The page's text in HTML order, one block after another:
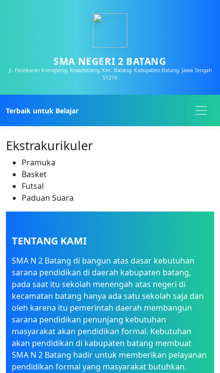
SMA NEGERI 2 BATANG
Jl. Pasekaran Krengseng, Rowobelang, Kec. Batang, Kabupaten Batang, Jawa Tengah
51216
Terbaik untuk Belajar
Ekstrakurikuler
Pramuka
Basket
Futsal
Paduan Suara
TENTANG KAMI
SMA N 2 Batang di bangun atas dasar kebutuhan
sarana pendidikan di daerah kabupaten batang,
pada saat itu sekolah menengah atas negeri di
kecamatan batang hanya ada satu sekolah saja dan
oleh karena itu pemerintah daerah membangun
sarana pendidikan penunjang kebutuhan
masyarakat akan pendidikan formal. Kebutuhan
akan pendidikan di kabupaten batang membuat
SMA N 2 Batang hadir untuk memberikan pelayanan
pendidikan formal yang masyarakat butuhkan.